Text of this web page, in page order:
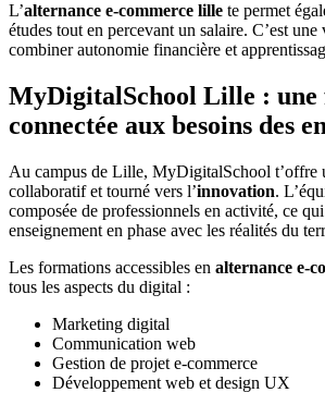
L’alternance e-commerce lille te permet
études tout en percevant un salaire. C’est
combiner autonomie financière et
MyDigitalSchool Lille :
connectée aux besoins des
Au campus de Lille, MyDigitalSchool t’offre
collaboratif et tourné vers l’innovation.
composée de professionnels en activité, ce
enseignement en phase avec les réalités du
Les formations accessibles en alternance e-
tous les aspects du digital :
Marketing digital
Communication web
Gestion de projet e-commerce
Développement web et design UX